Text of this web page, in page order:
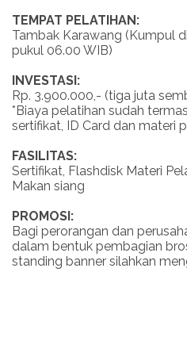
TEMPAT PELATIHAN:
Tambak Karawang (Kumpul
pukul 06.00 WIB)
INVESTASI:
Rp. 3.900.000,- (tiga juta
*Biaya pelatihan sudah
sertifikat, ID Card dan materi
FASILITAS:
Sertifikat, Flashdisk Materi
Makan siang
PROMOSI:
Bagi perorangan dan
dalam bentuk pembagian
standing banner silahkan